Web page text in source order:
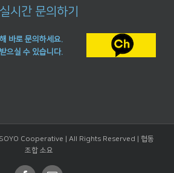
실시간 문의하기
바로 문의하세요.
으실 수 있습니다.
Cooperative | All Rights Reserved | 협동
조합 소요